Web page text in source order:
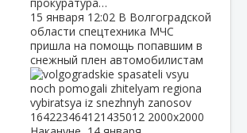
15 января 12:02 В Волгоградской
области спецтехника МЧС
пришла на помощь попавшим в
снежный плен автомобилистам